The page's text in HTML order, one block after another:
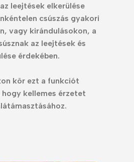
leejtések elkerülése
csúszás gyakori
vagy kirándulásokon, a
az leejtések és
érdekében.
kör ezt a funkciót
hogy kellemes érzetet